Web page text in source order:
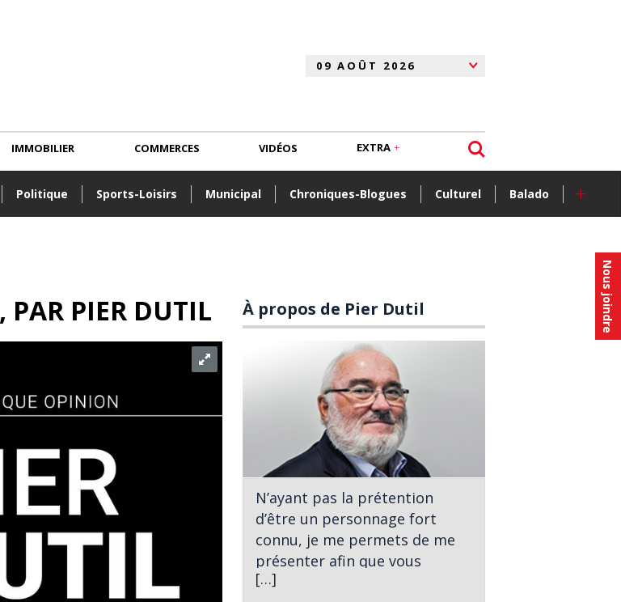
Nous joindre
Politique Sports-Loisirs Municipal Chroniques-Blogues Culturel Balado +
IMMOBILIER COMMERCES VIDÉOS EXTRA
, PAR PIER DUTIL À propos de Pier Dutil
N’ayant pas la prétention
d’être un personnage fort
connu, je me permets de me
présenter afin que vous
sachiez à qui vous avez affaire.
[…]